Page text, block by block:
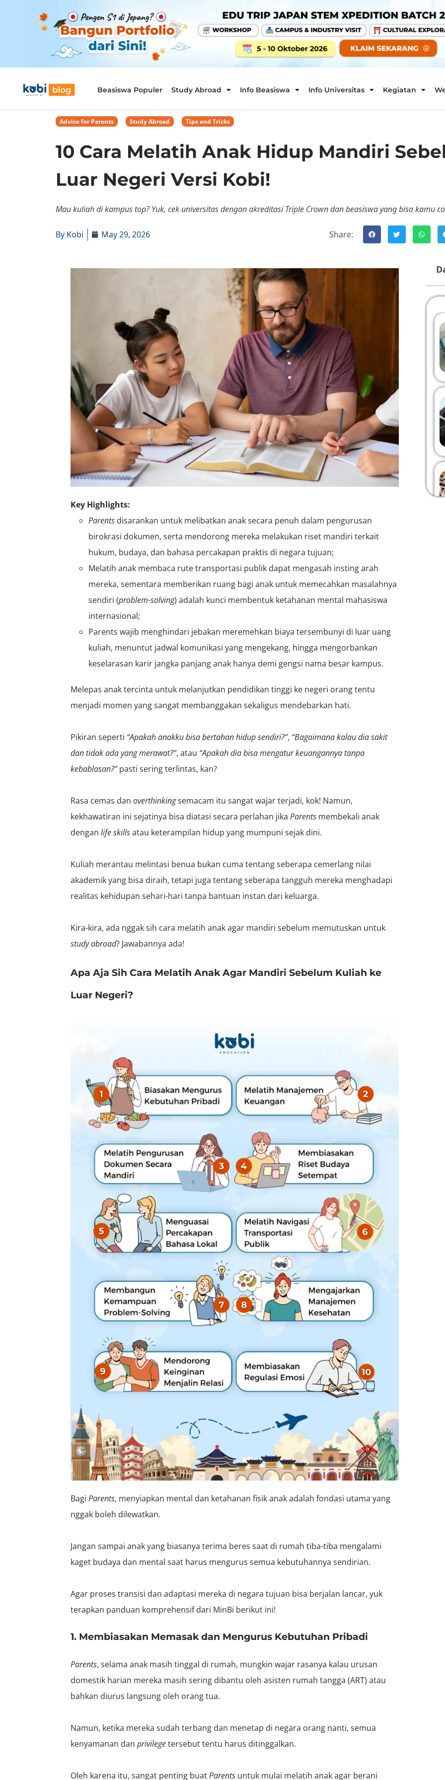
Beasiswa Populer Study Abroad Info Beasiswa Info Universitas Kegiatan
Advice for Parents Study Abroad Tips and Tricks
10 Cara Melatih Anak Hidup Mandiri
Luar Negeri Versi Kobi!
Mau kuliah di kampus top? Yuk, cek universitas dengan akreditasi Triple Crown dan beasiswa yang bisa kamu
By Kobi May 29, 2026 Share:
Key Highlights:
Parents disarankan untuk melibatkan anak secara penuh dalam pengurusan
birokrasi dokumen, serta mendorong mereka melakukan riset mandiri terkait
hukum, budaya, dan bahasa percakapan praktis di negara tujuan;
Melatih anak membaca rute transportasi publik dapat mengasah insting arah
mereka, sementara memberikan ruang bagi anak untuk memecahkan masalahnya
sendiri (problem-solving) adalah kunci membentuk ketahanan mental mahasiswa
internasional;
Parents wajib menghindari jebakan meremehkan biaya tersembunyi di luar uang
kuliah, menuntut jadwal komunikasi yang mengekang, hingga mengorbankan
keselarasan karir jangka panjang anak hanya demi gengsi nama besar kampus.
Melepas anak tercinta untuk melanjutkan pendidikan tinggi ke negeri orang tentu
menjadi momen yang sangat membanggakan sekaligus mendebarkan hati.
Pikiran seperti “Apakah anakku bisa bertahan hidup sendiri?”, “Bagaimana kalau dia sakit
dan tidak ada yang merawat?”, atau “Apakah dia bisa mengatur keuangannya tanpa
kebablasan?”pasti sering terlintas, kan?
Rasa cemas dan overthinkingsemacam itu sangat wajar terjadi, kok! Namun,
kekhawatiran ini sejatinya bisa diatasi secara perlahan jika Parents membekali anak
dengan life skillsatau keterampilan hidup yang mumpuni sejak dini.
Kuliah merantau melintasi benua bukan cuma tentang seberapa cemerlang nilai
akademik yang bisa diraih, tetapi juga tentang seberapa tangguh mereka menghadapi
realitas kehidupan sehari-hari tanpa bantuan instan dari keluarga.
Kira-kira, ada nggak sih cara melatih anak agar mandiri sebelum memutuskan untuk
study abroad? Jawabannya ada!
Apa Aja Sih Cara Melatih Anak Agar Mandiri Sebelum Kuliah ke
Luar Negeri?
Bagi Parents, menyiapkan mental dan ketahanan fisik anak adalah fondasi utama yang
nggak boleh dilewatkan.
Jangan sampai anak yang biasanya terima beres saat di rumah tiba-tiba mengalami
kaget budaya dan mental saat harus mengurus semua kebutuhannya sendirian.
Agar proses transisi dan adaptasi mereka di negara tujuan bisa berjalan lancar, yuk
terapkan panduan komprehensif dari MinBi berikut ini!
1. Membiasakan Memasak dan Mengurus Kebutuhan Pribadi
Parents, selama anak masih tinggal di rumah, mungkin wajar rasanya kalau urusan
domestik harian mereka masih sering dibantu oleh asisten rumah tangga (ART) atau
bahkan diurus langsung oleh orang tua.
Namun, ketika mereka sudah terbang dan menetap di negara orang nanti, semua
kenyamanan dan privilegetersebut tentu harus ditinggalkan.
Oleh karena itu, sangat penting buatParents untuk mulai melatih anak agar berani